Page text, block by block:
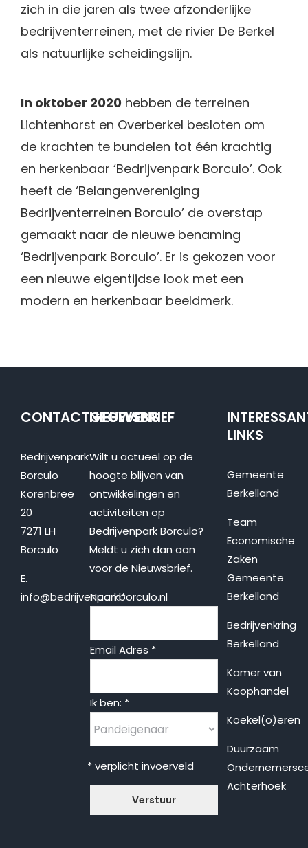
zich in die jaren als twee afzonderlijke
bedrijventerreinen, met de rivier De Berkel
als natuurlijke scheidingslijn.
In oktober 2020 hebben de terreinen
Lichtenhorst en Overberkel besloten om
de krachten te bundelen tot één krachtig
en herkenbaar ‘Bedrijvenpark Borculo’. Ook
heeft de ‘Belangenvereniging
Bedrijventerreinen Borculo’ de overstap
gemaakt naar de nieuwe benaming
‘Bedrijvenpark Borculo’. Er is gekozen voor
een nieuwe eigentijdse look met een
modern en herkenbaar beeldmerk.
CONTACTGEGEVENS
Bedrijvenpark
Borculo
Korenbree
20
7271 LH
Borculo
E.
info@bedrijvenparkborculo.nl
NIEUWSBRIEF
Wilt u actueel op de
hoogte blijven van
ontwikkelingen en
activiteiten op
Bedrijvenpark Borculo?
Meldt u zich dan aan
voor de Nieuwsbrief.
Naam*
Email Adres *
Ik ben: *
* verplicht invoerveld
LINKS
Gemeente
Berkelland
Team
Economische
Zaken
Gemeente
Berkelland
Bedrijvenkring
Berkelland
Kamer van
Koophandel
Koekel(o)eren
Duurzaam
Achterhoek